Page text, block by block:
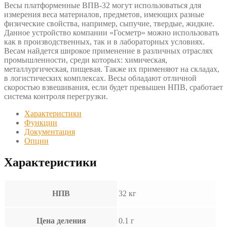
Весы платформенные ВПВ-32 могут использоваться для
измерения веса материалов, предметов, имеющих разные
физические свойства, например, сыпучие, твердые, жидкие.
Данное устройство компании «Госметр» можно использовать
как в производственных, так и в лабораторных условиях.
Весам найдется широкое применение в различных отраслях
промышленности, среди которых: химическая,
металлургическая, пищевая. Также их применяют на складах,
в логистических комплексах. Весы обладают отличной
скоростью взвешивания, если будет превышен НПВ, сработает
система контроля перегрузки.
Характеристики
Функции
Документация
Опции
Характеристики
НПВ 32 кг
Цена деления 0.1 г